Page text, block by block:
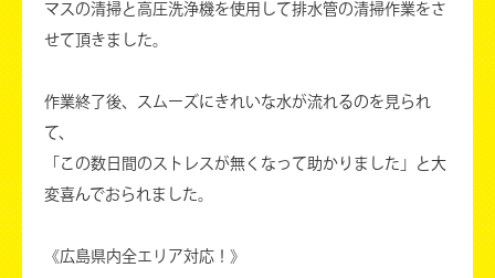
マスの清掃と高圧洗浄機を使用して排水管の清掃作業をさ
せて頂きました。
作業終了後、スムーズにきれいな水が流れるのを見られ
て、
「この数日間のストレスが無くなって助かりました」と大
変喜んでおられました。
《広島県内全エリア対応！》